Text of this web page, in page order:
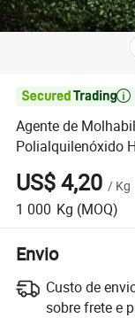

Agente de
Polialquilenóxido
Agente Herbicida
US$ 4,20 / Kg
1 000 Kg (MOQ)
Envio
Custo de
sobre frete e